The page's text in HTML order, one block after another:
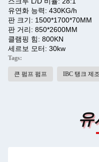
유연화 능력: 430KG/h
판 크기: 1500*1700*70MM
판 거리: 850*2600MM
클램핑 힘: 800KN
세르보 모터: 30kw
Tags:
큰 펌프 펌프 IBC 탱크 제
유